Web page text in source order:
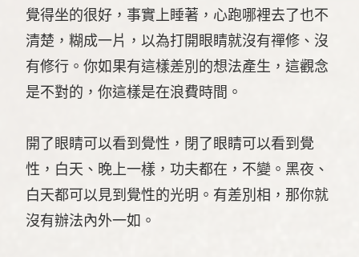
覺得坐的很好，事實上睡著，心跑哪裡去了也不
清楚，糊成一片，以為打開眼睛就沒有禪修、沒
有修行。你如果有這樣差別的想法產生，這觀念
是不對的，你這樣是在浪費時間。
開了眼睛可以看到覺性，閉了眼睛可以看到覺
性，白天、晚上一樣，功夫都在，不變。黑夜、
白天都可以見到覺性的光明。有差別相，那你就
沒有辦法內外一如。